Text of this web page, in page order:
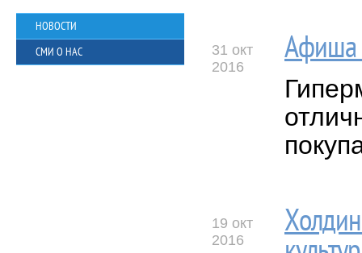
НОВОСТИ
СМИ О НАС
31 окт
2016
Афиша
19 окт
2016